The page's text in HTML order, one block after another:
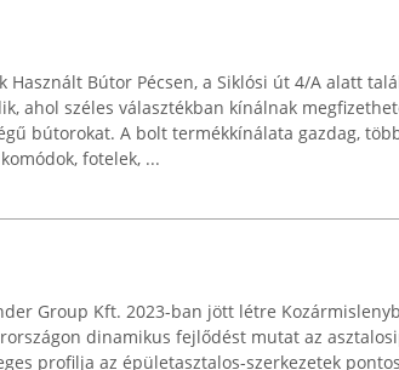
Használt Bútor Pécsen, a Siklósi út 4/A alatt
ahol széles választékban kínálnak
bútorokat. A bolt termékkínálata gazdag,
fotelek, ...
Group Kft. 2023-ban jött létre
dinamikus fejlődést mutat az
profilja az épületasztalos-szerkezetek